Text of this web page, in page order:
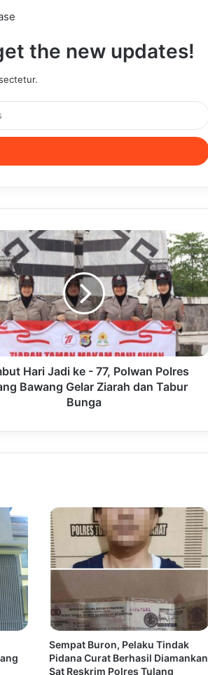
the new updates!
Hari Jadi ke - 77, Polwan Polres
Bawang Gelar Ziarah dan Tabur
Bunga
Sempat Buron, Pelaku Tindak
Pidana Curat Berhasil Diamankan
Sat Reskrim Polres Tulang